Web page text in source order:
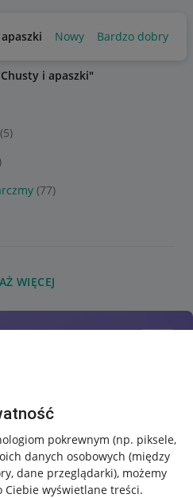
pokrewnym (np. piksele,
danych osobowych (między
dane przeglądarki), możemy
Ciebie wyświetlane treści.
Nowy Bardzo dobry
i apaszki"
(5)
(77)
WIĘCEJ